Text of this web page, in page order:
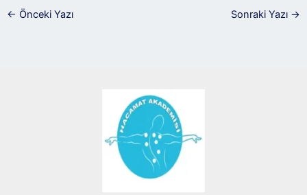
← Önceki Yazı Sonraki Yazı →